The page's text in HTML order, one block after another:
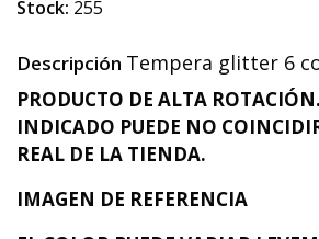
Stock: 255
Descripción Tempera glitter 6
PRODUCTO DE ALTA
INDICADO PUEDE NO
REAL DE LA TIENDA.
IMAGEN DE REFERENCIA